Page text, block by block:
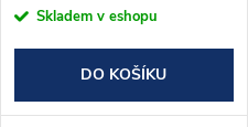
Skladem v eshopu
DO KOŠÍKU